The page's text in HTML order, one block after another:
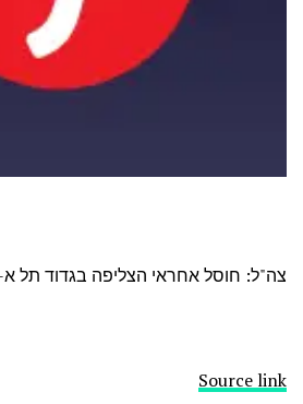
צה"ל: חוסל אחראי הצליפה בגדוד תל
Source link